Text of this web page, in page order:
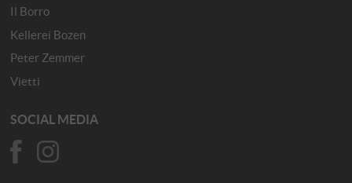
Il Borro
Kellerei Bozen
Peter Zemmer
Vietti
SOCIAL MEDIA